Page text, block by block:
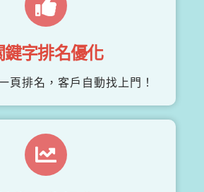
鍵字排名優化
頁排名，客戶自動找上門！